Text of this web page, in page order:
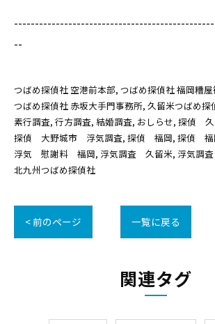
--
つばめ探偵社 空港前本部 つばめ探偵社 福岡糟
つばめ探偵社 赤坂大手門事務所 久留米つばめ探
素行調査 行方調査 結婚調査 おしらせ 探偵 久
探偵 大野城市 浮気調査 探偵 福岡 探偵
浮気 慰謝料 福岡 浮気調査 久留米 浮気調
北九州つばめ探偵社
< 前のページ 一覧に戻る
関連タグ